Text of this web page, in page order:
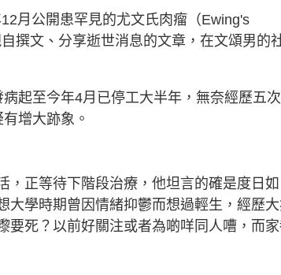
n
T
e
-
i
c
t
u
月公開患罕見的尤文氏肉瘤（Ewing's
撰文、分享逝世消息的文章，在文頌男的
起至今年4月已停工大半年，無奈經歷五
增大跡象。
，正等待下階段治療，他坦言的確是度日如
大學時期曾因情緒抑鬱而想過輕生，經歷
要死？以前好關注或者為啲咩同人嘈，而